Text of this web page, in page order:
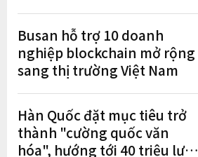
lễ trao giải năm thứ 5 liên
tiếp
Busan hỗ trợ 10 doanh
nghiệp blockchain mở rộng
sang thị trường Việt Nam
Hàn Quốc đặt mục tiêu trở
thành "cường quốc văn
hóa", hướng tới 40 triệu lượt